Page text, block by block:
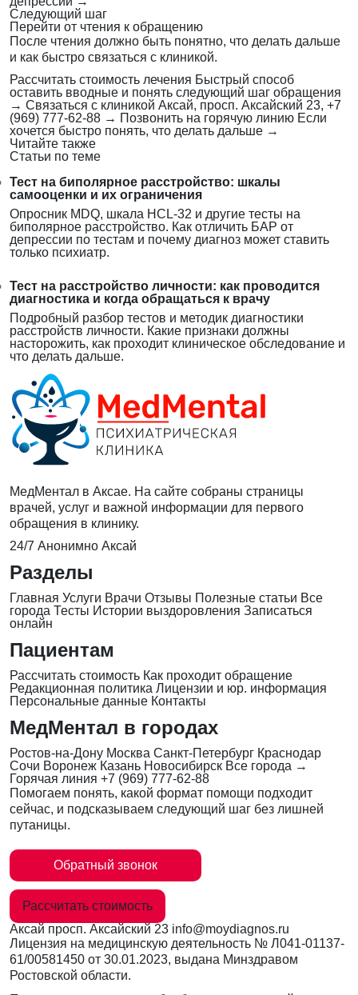
Следующий шаг
Перейти от чтения к обращению
После чтения должно быть понятно, что делать дальше
и как быстро связаться с клиникой.
Рассчитать стоимость лечения Быстрый способ
оставить вводные и понять следующий шаг обращения
→ Связаться с клиникой Аксай, просп. Аксайский 23, +7
(969) 777-62-88 → Позвонить на горячую линию Если
хочется быстро понять, что делать дальше →
Читайте также
Статьи по теме
Тест на биполярное расстройство: шкалы
самооценки и их ограничения
Опросник MDQ, шкала HCL-32 и другие тесты на
биполярное расстройство. Как отличить БАР от
депрессии по тестам и почему диагноз может ставить
только психиатр.
Тест на расстройство личности: как проводится
диагностика и когда обращаться к врачу
Подробный разбор тестов и методик диагностики
расстройств личности. Какие признаки должны
насторожить, как проходит клиническое обследование и
что делать дальше.
МедМентал в Аксае. На сайте собраны страницы
врачей, услуг и важной информации для первого
обращения в клинику.
24/7 Анонимно Аксай
Разделы
Главная Услуги Врачи Отзывы Полезные статьи Все
города Тесты Истории выздоровления Записаться
онлайн
Пациентам
Рассчитать стоимость Как проходит обращение
Редакционная политика Лицензии и юр. информация
Персональные данные Контакты
МедМентал в городах
Ростов-на-Дону Москва Санкт-Петербург Краснодар
Сочи Воронеж Казань Новосибирск Все города →
Горячая линия +7 (969) 777-62-88
Помогаем понять, какой формат помощи подходит
сейчас, и подсказываем следующий шаг без лишней
путаницы.
Обратный звонок
Рассчитать стоимость
Аксай просп. Аксайский 23 info@moydiagnos.ru
Лицензия на медицинскую деятельность № Л041-01137-
61/00581450 от 30.01.2023, выдана Минздравом
Ростовской области.